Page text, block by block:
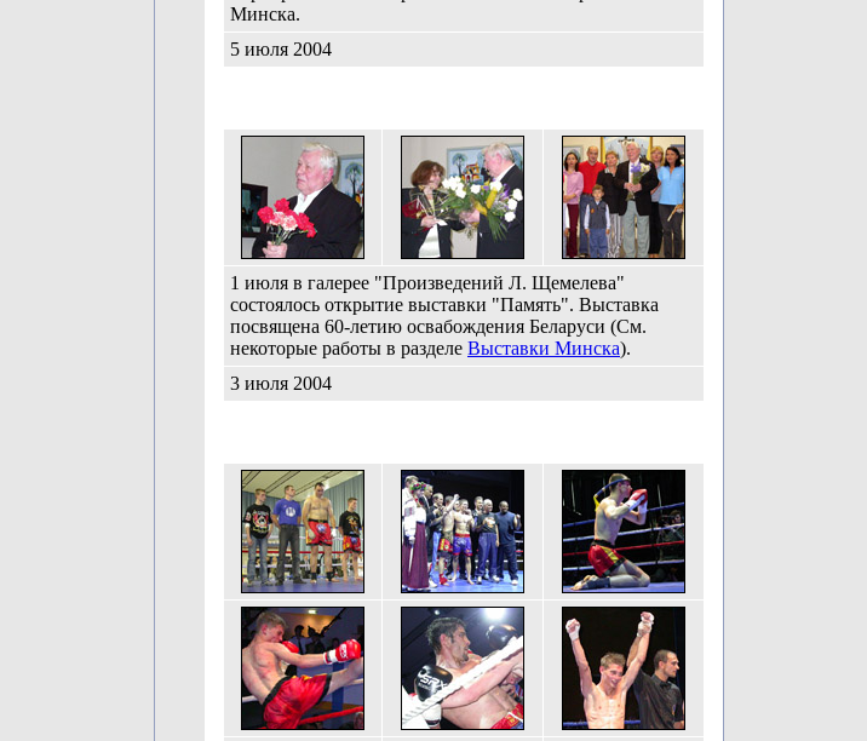
Минска.
5 июля 2004
1 июля в галерее "Произведений Л. Щемелева"
состоялось открытие выставки "Память". Выставка
посвящена 60-летию освабождения Беларуси (См.
некоторые работы в разделе Выставки Минска).
3 июля 2004